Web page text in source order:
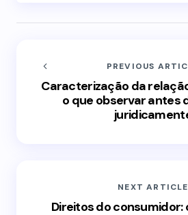
PREVIOUS
Caracterização da
o que observar antes
NEXT ARTICLE
Direitos do consumidor: